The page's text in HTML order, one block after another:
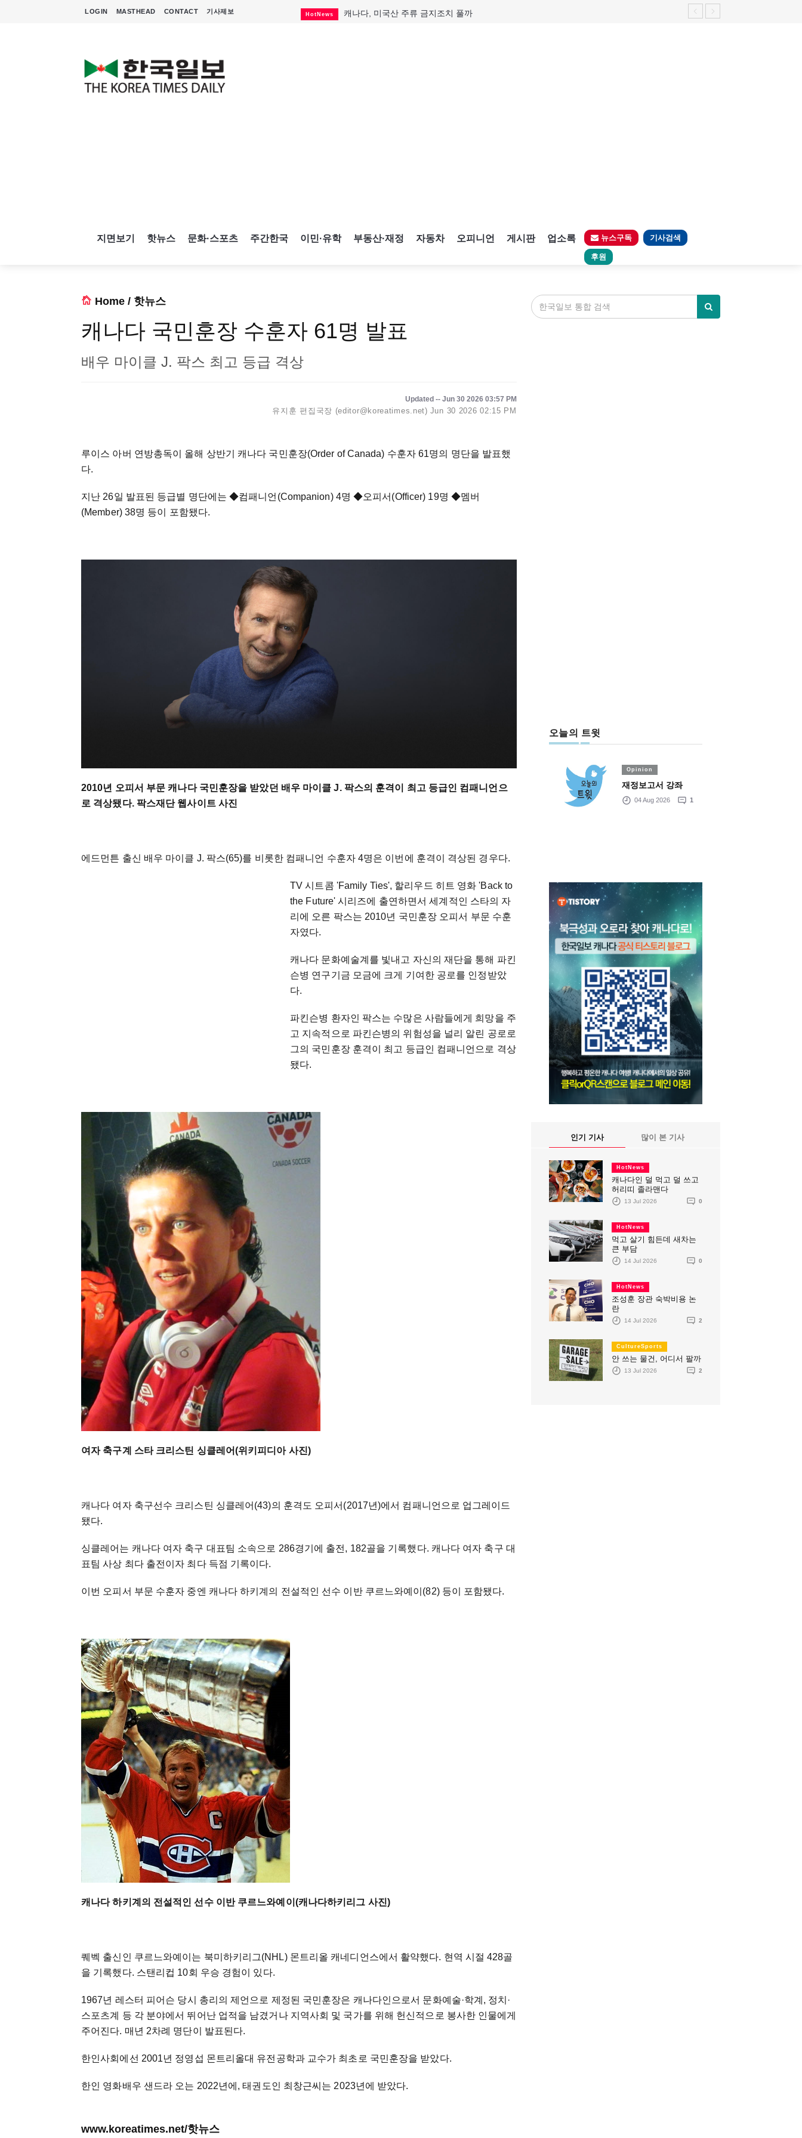
LOGIN MASTHEAD CONTACT 기사제보 HotNews 캐나다, 미국산 주류 금지조치 풀까
지면보기 핫뉴스 문화·스포츠 주간한국 이민·유학 부동산·재정 자동차 오피니언 게시판 업소록 뉴스구독 기사검색
후원
Home / 핫뉴스
캐나다 국민훈장 수훈자 61명 발표
배우 마이클 J. 팍스 최고 등급 격상
Updated -- Jun 30 2026 03:57 PM
유지훈 편집국장 (editor@koreatimes.net) Jun 30 2026 02:15 PM
루이스 아버 연방총독이 올해 상반기 캐나다 국민훈장(Order of Canada) 수훈자 61명의 명단을 발표했
다.
지난 26일 발표된 등급별 명단에는 ◆컴패니언(Companion) 4명◆오피서(Officer) 19명 ◆멤버
(Member) 38명 등이 포함됐다.
2010년 오피서 부문 캐나다 국민훈장을 받았던 배우 마이클 J. 팍스의 훈격이 최고 등급인 컴패니언으
로 격상됐다. 팍스재단 웹사이트 사진
에드먼튼 출신 배우 마이클 J. 팍스(65)를 비롯한 컴패니언 수훈자 4명은 이번에 훈격이 격상된 경우다.
TV 시트콤 'Family Ties', 할리우드 히트 영화 'Back to
the Future' 시리즈에 출연하면서 세계적인 스타의 자
리에 오른 팍스는 2010년 국민훈장 오피서 부문 수훈
자였다.
캐나다 문화예술계를 빛내고 자신의 재단을 통해 파킨
슨병 연구기금 모금에 크게 기여한 공로를 인정받았
다.
파킨슨병 환자인 팍스는 수많은 사람들에게 희망을 주
고 지속적으로 파킨슨병의 위험성을 널리 알린 공로로
그의 국민훈장 훈격이 최고 등급인 컴패니언으로 격상
됐다.
여자 축구계 스타 크리스틴 싱클레어(위키피디아 사진)
캐나다 여자 축구선수 크리스틴 싱클레어(43)의 훈격도 오피서(2017년)에서 컴패니언으로 업그레이드
됐다.
싱클레어는 캐나다 여자 축구 대표팀 소속으로 286경기에 출전, 182골을 기록했다. 캐나다 여자 축구 대
표팀 사상 최다 출전이자 최다 득점 기록이다.
이번 오피서 부문 수훈자 중엔 캐나다 하키계의 전설적인 선수 이반 쿠르느와예이(82) 등이 포함됐다.
캐나다 하키계의 전설적인 선수 이반 쿠르느와예이(캐나다하키리그 사진)
퀘벡 출신인 쿠르느와예이는 북미하키리그(NHL) 몬트리올 캐네디언스에서 활약했다. 현역 시절 428골
을 기록했다. 스탠리컵 10회 우승 경험이 있다.
1967년 레스터 피어슨 당시 총리의 제언으로 제정된 국민훈장은 캐나다인으로서 문화예술·학계, 정치·
스포츠계 등 각 분야에서 뛰어난 업적을 남겼거나 지역사회 및 국가를 위해 헌신적으로 봉사한 인물에게
주어진다. 매년 2차례 명단이 발표된다.
한인사회에선 2001년 정영섭 몬트리올대 유전공학과 교수가 최초로 국민훈장을 받았다.
한인 영화배우 샌드라 오는 2022년에, 태권도인 최창근씨는 2023년에 받았다.
www.koreatimes.net/핫뉴스
오늘의 트윗
Opinion
재정보고서 강좌
04 Aug 2026 1
인기 기사 많이 본 기사
HotNews
캐나다인 덜 먹고 덜 쓰고
허리띠 졸라맨다
13 Jul 2026 0
HotNews
먹고 살기 힘든데 새차는
큰 부담
14 Jul 2026 0
HotNews
조성훈 장관 숙박비용 논
란
14 Jul 2026 2
CultureSports
안 쓰는 물건, 어디서 팔까
13 Jul 2026 2